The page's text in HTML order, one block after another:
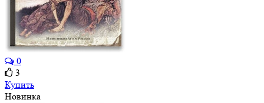
0
3
Купить
Новинка